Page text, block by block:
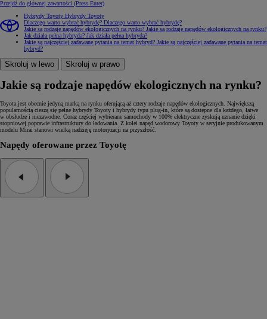
Przejdź do głównej zawartości (Press Enter)
Hybrydy Toyoty Hybrydy Toyoty
Dlaczego warto wybrać hybrydę? Dlaczego warto wybrać hybrydę?
Jakie są rodzaje napędów ekologicznych na rynku? Jakie są rodzaje napędów ekologicznych na rynku?
Jak działa pełna hybryda? Jak działa pełna hybryda?
Jakie są najczęściej zadawane pytania na temat hybryd? Jakie są najczęściej zadawane pytania na temat
hybryd?
Skroluj w lewo Skroluj w prawo
Jakie są rodzaje napędów ekologicznych na rynku?
Toyota jest obecnie jedyną marką na rynku oferującą aż cztery rodzaje napędów ekologicznych. Największą
popularnością cieszą się pełne hybrydy Toyoty i hybrydy typu plug-in, które są dostępne dla każdego, łatwe
w obsłudze i niezawodne. Coraz częściej wybierane samochody w 100% elektryczne zyskują uznanie dzięki
stopniowej poprawie infrastruktury do ładowania. Z kolei napęd wodorowy Toyoty w seryjnie produkowanym
modelu Mirai stanowi wielką nadzieję motoryzacji na przyszłość.
Napędy oferowane przez Toyotę